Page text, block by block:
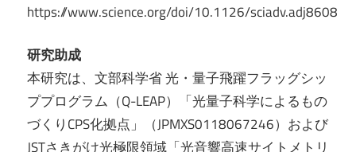
https://www.science.org/doi/10.1126/sciadv.adj8608
研究助成
本研究は、文部科学省 光・量子飛躍フラッグシッ
ププログラム（Q-LEAP）「光量子科学によるもの
づくりCPS化拠点」（JPMXS0118067246）および
JSTさきがけ光極限領域「光音響高速サイトメトリ